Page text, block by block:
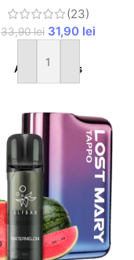
(23)
33,90lei 31,90 lei
Adaugă în coș